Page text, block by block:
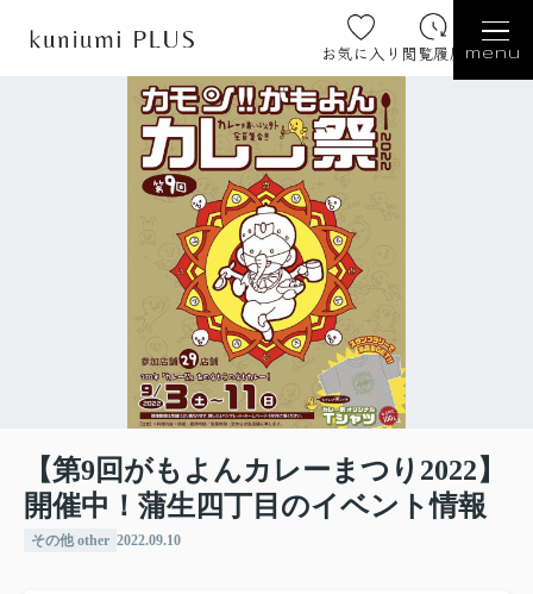
お気に入り 閲覧履歴 menu
【第9回がもよんカレーまつり2022】
開催中！蒲生四丁目のイベント情報
その他 other 2022.09.10